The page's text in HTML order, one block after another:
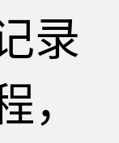
录
，